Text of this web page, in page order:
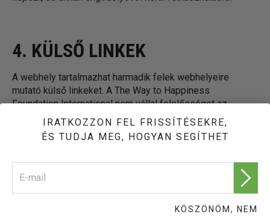
4. KÜLSŐ LINKEK
A webhely tartalmazhat harmadik felek webhelyeire
mutató külső linkeket. A The Way to Happiness
Foundation International nem vállal felelősséget az
említett webhelyek tartalmáért, nem állítja, hogy azok a
sajátjai, és nem hagyja jóvá őket, mivel a The Way to
Happiness Foundation International nem ellenőrzi az ilyen
webhelyek használata kizárólag a felhasználó
felelőssége.
IRATKOZZON FEL FRISSÍTÉSEKRE,
ÉS TUDJA MEG, HOGYAN SEGÍTHET
KÖSZÖNÖM, NEM